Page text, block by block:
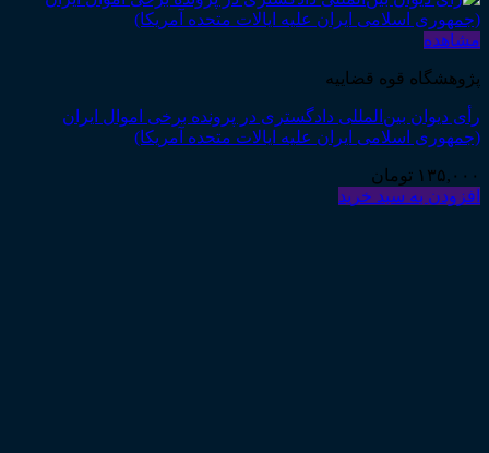
مشاهده
پژوهشگاه قوه قضاییه
رأی دیوان بین‌المللی دادگستری در پرونده برخی اموال ایران
(جمهوری اسلامی ایران علیه ایالات متحده آمریکا)
۱۳۵,۰۰۰ تومان
افزودن به سبد خرید